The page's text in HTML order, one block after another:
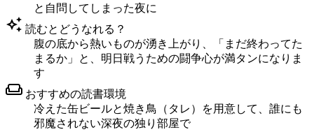
と自問してしまった夜に
auto_awesome 読むとどうなれる？
腹の底から熱いものが湧き上がり、「まだ終わってた
まるか」と、明日戦うための闘争心が満タンになりま
す
weekend おすすめの読書環境
冷えた缶ビールと焼き鳥（タレ）を用意して、誰にも
邪魔されない深夜の独り部屋で